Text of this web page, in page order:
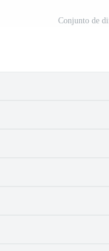
Conjunto de